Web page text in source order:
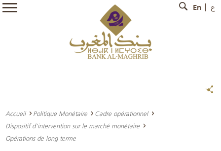
En ع
Accueil Politique Monétaire
Cadre opérationnel
Dispositif d’intervention sur le marché monétaire
Opérations de long terme